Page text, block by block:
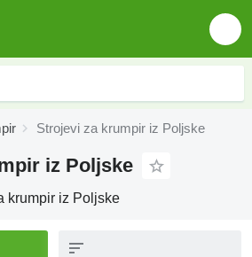
Strojevi za krumpir iz Poljske
iz Poljske
krumpir iz Poljske